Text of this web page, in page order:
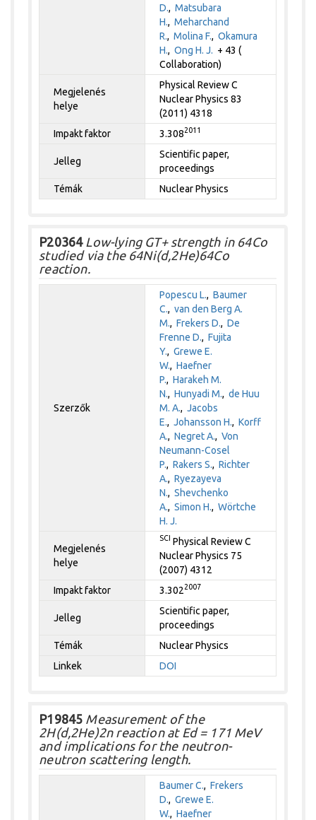
D.,Matsubara
H.,Meharchand
R.,Molina F.,Okamura
H.,Ong H. J. + 43 (
Collaboration)
Megjelenés
helye
Physical Review C
Nuclear Physics 83
(2011) 4318
Impakt faktor
3.3082011
Jelleg
Scientific paper,
proceedings
Témák
Nuclear Physics
P20364Low-lying GT+ strength in 64Co
studied via the 64Ni(d,2He)64Co
reaction.
Szerzők
Popescu L.,Baumer
C.,van den Berg A.
M.,Frekers D.,De
Frenne D.,Fujita
Y.,Grewe E.
W.,Haefner
P.,Harakeh M.
N.,Hunyadi M.,de Huu
M. A.,Jacobs
E.,Johansson H.,Korff
A.,Negret A.,Von
Neumann-Cosel
P.,Rakers S.,Richter
A.,Ryezayeva
N.,Shevchenko
A.,Simon H.,Wörtche
H. J.
Megjelenés
helye
SCI Physical Review C
Nuclear Physics 75
(2007) 4312
Impakt faktor
3.3022007
Jelleg
Scientific paper,
proceedings
Témák
Nuclear Physics
Linkek
DOI
P19845 Measurement of the
2H(d,2He)2n reaction at Ed = 171 MeV
and implications for the neutron-
neutron scattering length.
Baumer C.,Frekers
D.,Grewe E.
W.,Haefner